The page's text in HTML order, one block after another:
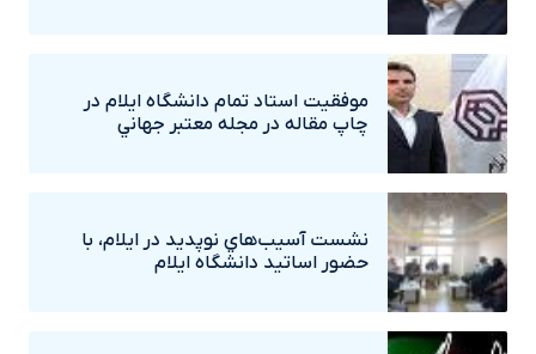
موفقيت استاد تمام دانشگاه ايلام در
چاپ مقاله در مجله معتبر جهاني
نشست آسيب‌هاي نوپديد در ايلام، با
حضور اساتيد دانشگاه ايلام